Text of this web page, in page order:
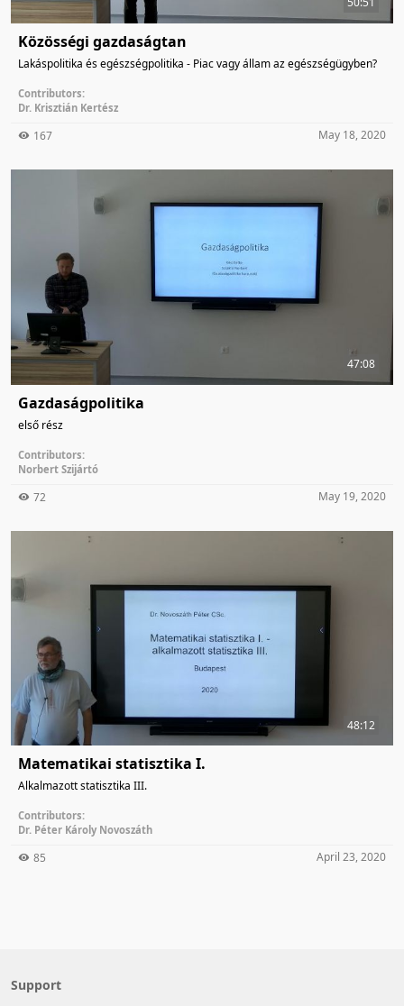
Közösségi gazdaságtan
Lakáspolitika és egészségpolitika - Piac vagy állam az egészségügyben?
Contributors:
Dr. Krisztián Kertész
167 May 18, 2020
47:08
Gazdaságpolitika
első rész
Contributors:
Norbert Szijártó
72 May 19, 2020
48:12
Matematikai statisztika I.
Alkalmazott statisztika III.
Contributors:
Dr. Péter Károly Novoszáth
85 April 23, 2020
Support